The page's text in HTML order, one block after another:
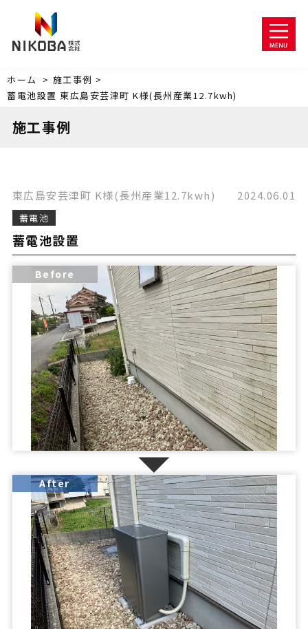
ホーム > 施工事例 >
蓄電池設置 東広島安芸津町 K様(長州産業12.7kwh)
施工事例
東広島安芸津町 K様(長州産業12.7kwh)
蓄電池設置
蓄電池
2024.06.01